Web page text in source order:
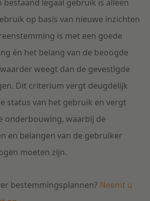
bestaand legaal gebruik is alleen
op basis van nieuwe inzichten
is met een goede
én het belang van de beoogde
weegt dan de gevestigde
Dit criterium vergt deugdelijk
status van het gebruik en vergt
onderbouwing, waarbij de
en belangen van de gebruiker
moeten zijn.
bestemmingsplannen? Neemt u